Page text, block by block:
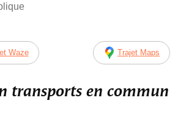
Waze Trajet Maps
transports en commun